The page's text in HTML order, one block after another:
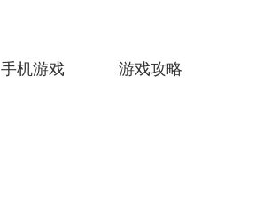
手机游戏 游戏攻略